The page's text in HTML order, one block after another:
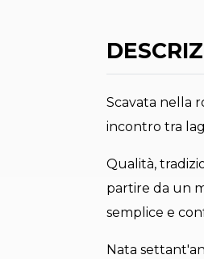
Scavata nella
incontro tra
Qualità,
partire da un
semplice e
Nata